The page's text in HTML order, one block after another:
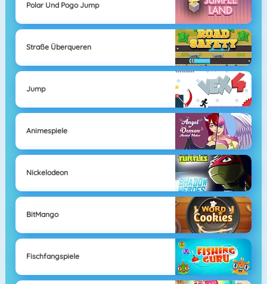
Polar Und Pogo Jump
Straße Überqueren
Jump
Animespiele
Nickelodeon
BitMango
Fischfangspiele